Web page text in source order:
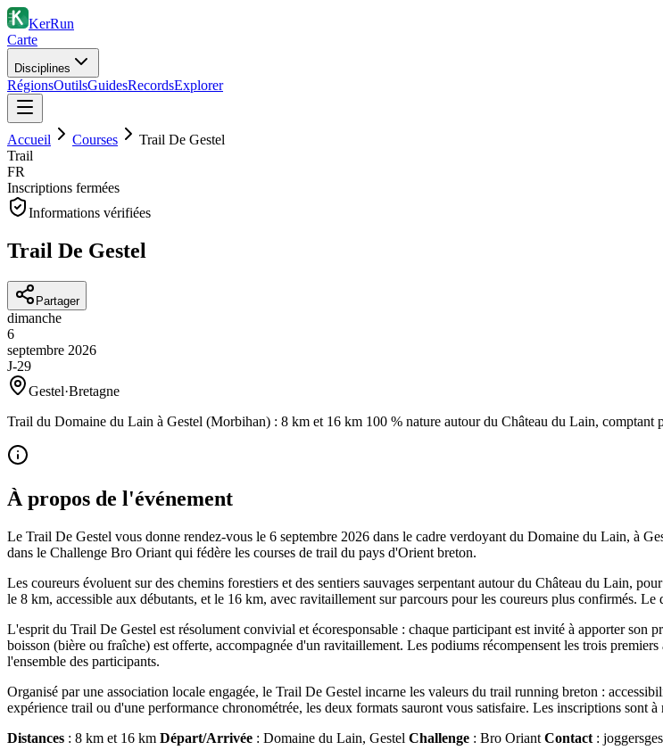
KerRun
Carte
Disciplines
RégionsOutilsGuidesRecordsExplorer
Accueil Courses
Trail De Gestel
Trail
FR
Inscriptions fermées
Informations vérifiées
Trail De Gestel
Partager
dimanche
6
septembre 2026
J-29
Gestel·Bretagne
Trail du Domaine du Lain à Gestel (Morbihan) : 8 km et 16 km 100 % nature autour du Château du Lain, comptant
À propos de l'événement
Le Trail De Gestel vous donne rendez-vous le 6 septembre 2026 dans le cadre verdoyant du Domaine du Lain, à
dans le Challenge Bro Oriant qui fédère les courses de trail du pays d'Orient breton.
Les coureurs évoluent sur des chemins forestiers et des sentiers sauvages serpentant autour du Château du Lain,
le 8 km, accessible aux débutants, et le 16 km, avec ravitaillement sur parcours pour les coureurs plus confirmés.
L'esprit du Trail De Gestel est résolument convivial et écoresponsable : chaque participant est invité à apporter son
boisson (bière ou fraîche) est offerte, accompagnée d'un ravitaillement. Les podiums récompensent les trois
l'ensemble des participants.
Organisé par une association locale engagée, le Trail De Gestel incarne les valeurs du trail running breton :
expérience trail ou d'une performance chronométrée, les deux formats sauront vous satisfaire. Les inscriptions sont
Distances : 8 km et 16 km Départ/Arrivée : Domaine du Lain, Gestel Challenge : Bro Oriant Contact :